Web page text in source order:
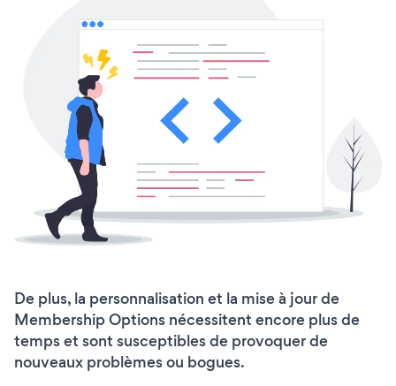
De plus, la personnalisation et la mise à jour de
Membership Options nécessitent encore plus de
temps et sont susceptibles de provoquer de
nouveaux problèmes ou bogues.